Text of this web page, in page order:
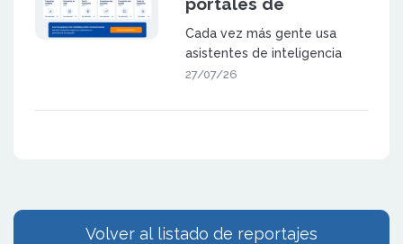
franquicia en la
búsqueda
generativa
Cada vez más gente usa
asistentes de inteligencia
artificial (como ChatGPT,
27/07/26
Volver al listado de reportajes